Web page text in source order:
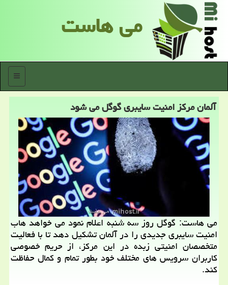
می هاست
منو
آلمان مركز امنیت سایبری گوگل می شود
می هاست: گوگل روز سه شنبه اعلام نمود می خواهد هاب
امنیت سایبری جدیدی را در آلمان تشكیل دهد تا با فعالیت
متخصصان امنیتی زبده در این مركز، از حریم خصوصی
كاربران سرویس های مختلف خود بطور تمام و كمال حفاظت
كند.